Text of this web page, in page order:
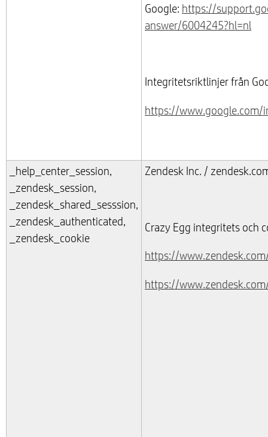
Google: https://
answer/6004245?hl=nl
Integritetsriktlinjer från
https://
_help_center_session,
_zendesk_session,
_zendesk_shared_sesssion,
_zendesk_authenticated,
_zendesk_cookie
Zendesk Inc. /
Crazy Egg integritets och
https://
https://